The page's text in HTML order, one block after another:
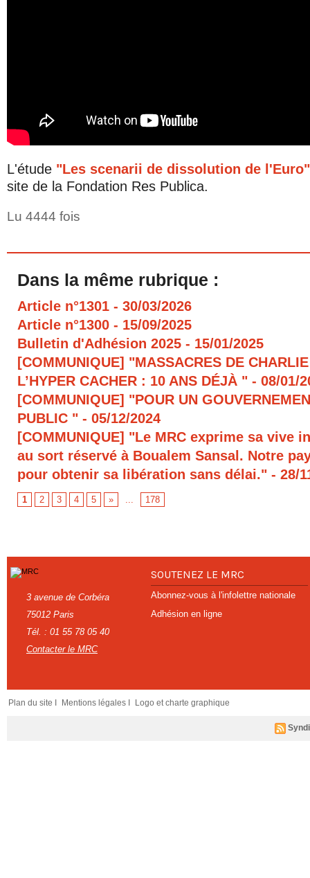
L'étude "Les scenarii de dissolution de l'Euro"
site de la Fondation Res Publica.
Lu 4444 fois
Dans la même rubrique :
Article n°1301 - 30/03/2026
Article n°1300 - 15/09/2025
Bulletin d'Adhésion 2025 - 15/01/2025
[COMMUNIQUE] "MASSACRES DE
L’HYPER CACHER : 10 ANS DÉJÀ " - 08/01/
[COMMUNIQUE] "POUR UN
PUBLIC " - 05/12/2024
[COMMUNIQUE] "Le MRC exprime sa vive
au sort réservé à Boualem Sansal. Notre
pour obtenir sa libération sans délai." - 28/
1 2 3 4 5 » ... 178
3 avenue de Corbéra
75012 Paris
Tél. : 01 55 78 05 40
Contacter le MRC
SOUTENEZ LE MRC
Abonnez-vous à l'infolettre nationale
Adhésion en ligne
Plan du site I Mentions légales I Logo et charte graphique